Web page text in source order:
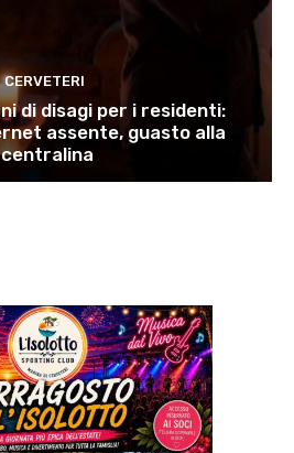
CERVETERI
di disagi per i residenti:
assente, guasto alla
centralina